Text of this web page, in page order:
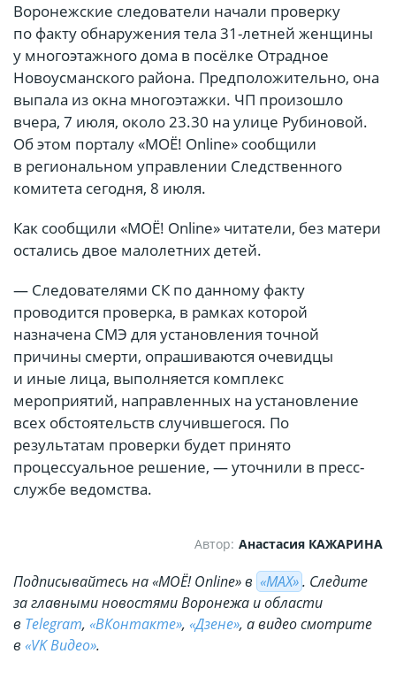
Воронежские следователи начали проверку
по факту обнаружения тела 31-летней женщины
у многоэтажного дома в посёлке Отрадное
Новоусманского района. Предположительно, она
выпала из окна многоэтажки. ЧП произошло
вчера, 7 июля, около 23.30 на улице Рубиновой.
Об этом порталу «МОЁ! Online» сообщили
в региональном управлении Следственного
комитета сегодня, 8 июля.
Как сообщили «МОЁ! Online» читатели, без матери
остались двое малолетних детей.
— Следователями СК по данному факту
проводится проверка, в рамках которой
назначена СМЭ для установления точной
причины смерти, опрашиваются очевидцы
и иные лица, выполняется комплекс
мероприятий, направленных на установление
всех обстоятельств случившегося. По
результатам проверки будет принято
процессуальное решение, — уточнили в пресс-
службе ведомства.
Автор: Анастасия КАЖАРИНА
Подписывайтесь на «МОЁ! Online» в «МАХ». Cледите
за главными новостями Воронежа и области
в Telegram, «ВКонтакте», «Дзене», а видео смотрите
в «VK Видео».